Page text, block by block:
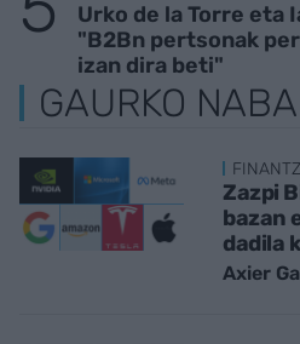
Urko de la Torre eta
"B2Bn pertsonak
izan dira beti"
GAURKO
Zazpi
bazan
dadila
Axier